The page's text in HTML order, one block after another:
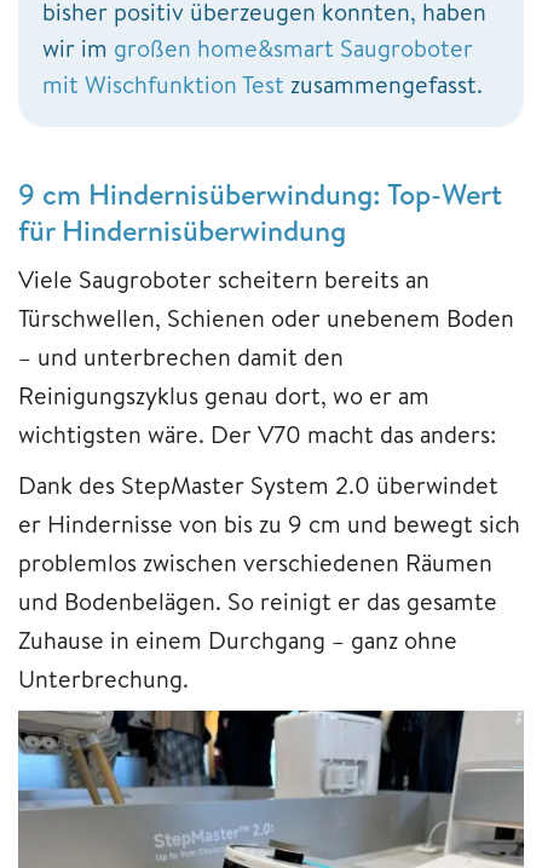
bisher positiv überzeugen konnten, haben
wir im großen home&smart Saugroboter
mit Wischfunktion Test zusammengefasst.
9 cm Hindernisüberwindung: Top-Wert
für Hindernisüberwindung
Viele Saugroboter scheitern bereits an
Türschwellen, Schienen oder unebenem Boden
– und unterbrechen damit den
Reinigungszyklus genau dort, wo er am
wichtigsten wäre. Der V70 macht das anders:
Dank des StepMaster System 2.0 überwindet
er Hindernisse von bis zu 9 cm und bewegt sich
problemlos zwischen verschiedenen Räumen
und Bodenbelägen. So reinigt er das gesamte
Zuhause in einem Durchgang – ganz ohne
Unterbrechung.